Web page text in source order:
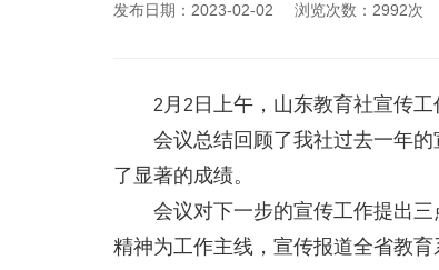
发布日期：2023-02-02 浏览次数：2992次
2 月 2 日上午，山东教育社宣传
会议总结回顾了我社过去一年的
了显著的成绩。
会议对下一步的宣传工作提出三
精神为工作主线，宣传报道全省教